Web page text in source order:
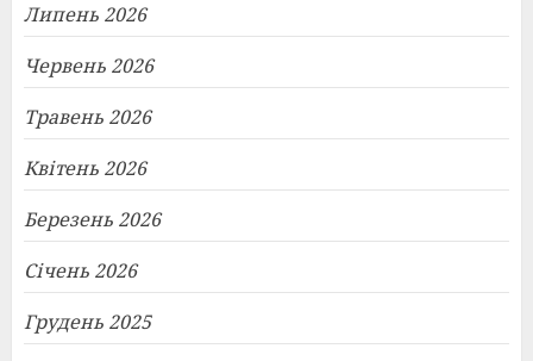
Липень 2026
Червень 2026
Травень 2026
Квітень 2026
Березень 2026
Січень 2026
Грудень 2025